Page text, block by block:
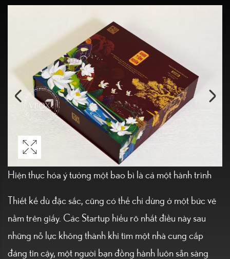
Hiện thực hóa ý tưởng một bao bì là cả một hành trình
Thiết kế dù đặc sắc, cũng có thể chỉ dừng ở một bức vẽ
nằm trên giấy. Các Startup hiểu rõ nhất điều này sau
những nỗ lực không thành khi tìm một nhà cung cấp
đáng tin cậy, một người bạn đồng hành luôn sẵn sàng